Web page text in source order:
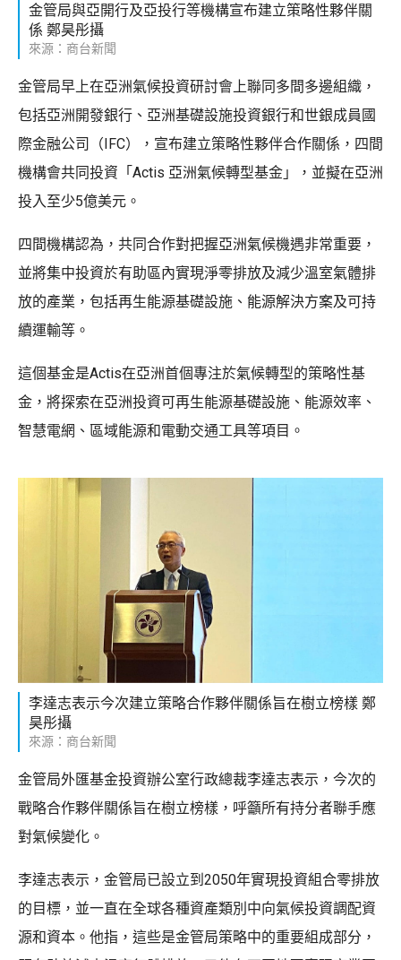
金管局與亞開行及亞投行等機構宣布建立策略性夥伴關
係 鄭昊彤攝
來源：商台新聞
金管局早上在亞洲氣候投資研討會上聯同多間多邊組織，
包括亞洲開發銀行、亞洲基礎設施投資銀行和世銀成員國
際金融公司（IFC），宣布建立策略性夥伴合作關係，四間
機構會共同投資「Actis 亞洲氣候轉型基金」，並擬在亞洲
投入至少5億美元。
四間機構認為，共同合作對把握亞洲氣候機遇非常重要，
並將集中投資於有助區內實現淨零排放及減少溫室氣體排
放的產業，包括再生能源基礎設施、能源解決方案及可持
續運輸等。
這個基金是Actis在亞洲首個專注於氣候轉型的策略性基
金，將探索在亞洲投資可再生能源基礎設施、能源效率、
智慧電網、區域能源和電動交通工具等項目。
李達志表示今次建立策略合作夥伴關係旨在樹立榜樣 鄭
昊彤攝
來源：商台新聞
金管局外匯基金投資辦公室行政總裁李達志表示，今次的
戰略合作夥伴關係旨在樹立榜樣，呼籲所有持分者聯手應
對氣候變化。
李達志表示，金管局已設立到2050年實現投資組合零排放
的目標，並一直在全球各種資產類別中向氣候投資調配資
源和資本。他指，這些是金管局策略中的重要組成部分，